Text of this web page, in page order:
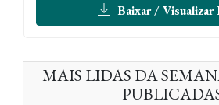
Baixar / Visualizar
MAIS LIDAS DA